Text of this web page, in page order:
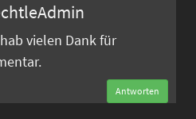
vielen Dank für
Antworten